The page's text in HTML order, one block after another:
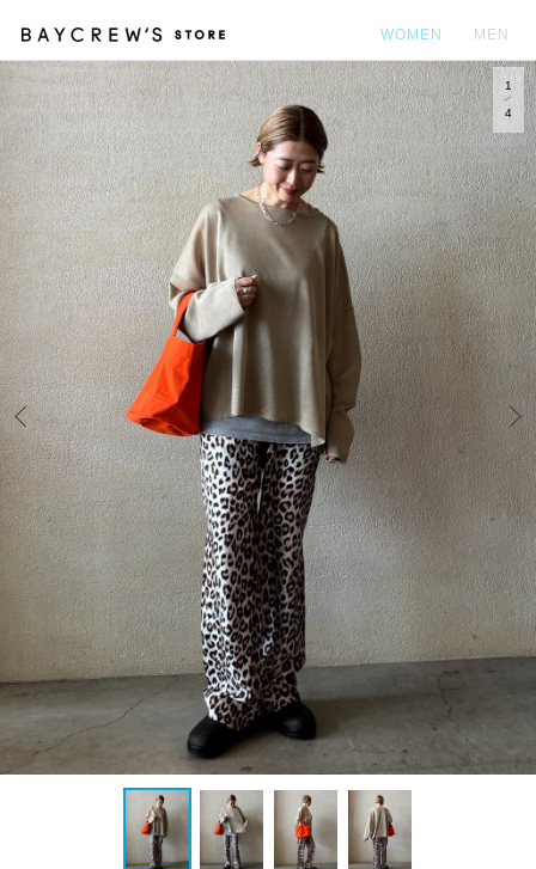
WOMEN MEN
Prev
1
4